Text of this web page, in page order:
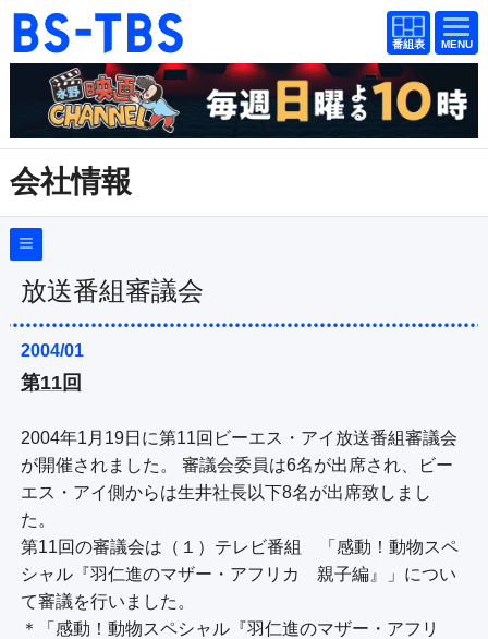
番組
表
BS-TBS
番組
表
ドラマ 映画
紀行 報道
教養
音楽
アニメ
イベント ショッピング
公式SNS プレゼント
ご意見・ご感想 会社情報
会社情報
放送番組審議会
第11回
2004/01
2004年1月19日に第11回ビーエス・アイ放送番組審議会
が開催されました。 審議会委員は6名が出席され、ビー
エス・アイ側からは生井社長以下8名が出席致しまし
た。
第11回の審議会は（１）テレビ番組 「感動！動物スペ
シャル『羽仁進のマザー・アフリカ 親子編』」につい
て審議を行いました。
＊「感動！動物スペシャル『羽仁進のマザー・アフリ
会社概要
採用情報
放送番組審議会
番組種別の公表
反社会的勢力排除についての指針
個人情報について
プライバシーポリシー
従業員等の個人情報に関するプライバシーポ
リシー